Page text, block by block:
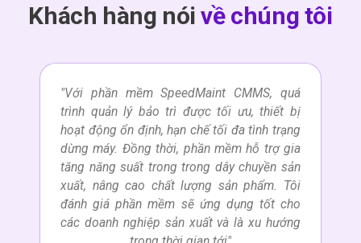
Khách hàng nóivề chúng tôi
"Với phần mềm SpeedMaint CMMS, quá
trình quản lý bảo trì được tối ưu, thiết bị
hoạt động ổn định, hạn chế tối đa tình trạng
dừng máy. Đồng thời, phần mềm hỗ trợ gia
tăng năng suất trong trong dây chuyền sản
xuất, nâng cao chất lượng sản phẩm. Tôi
đánh giá phần mềm sẽ ứng dụng tốt cho
các doanh nghiệp sản xuất và là xu hướng